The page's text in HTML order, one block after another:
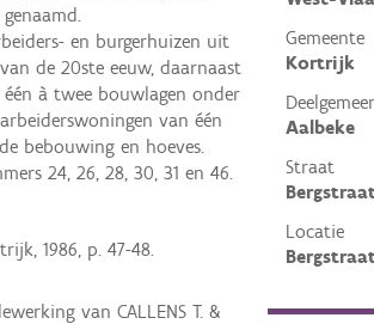
Gemeente
Kortrijk
Aalbeke
Straat
Locatie
en burgerhuizen uit
de 20ste eeuw, daarnaast
à twee bouwlagen onder
van één
bebouwing en hoeves.
24, 26, 28, 30, 31 en 46.
1986, p. 47-48.
van CALLENS T. &